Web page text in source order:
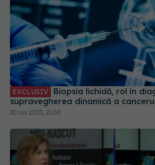
EXCLUSIV Biopsia lichidă, rol în diagnosticul și
supravegherea dinamică a
30 iun 2025, 21:03